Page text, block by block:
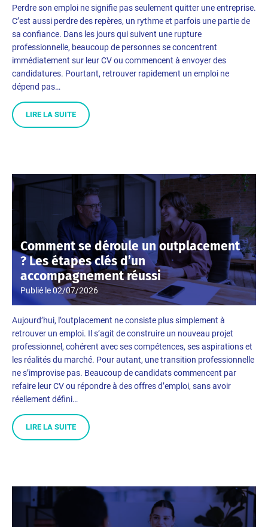
Perdre son emploi ne signifie pas seulement quitter une entreprise.
C’est aussi perdre des repères, un rythme et parfois une partie de
sa confiance. Dans les jours qui suivent une rupture
professionnelle, beaucoup de personnes se concentrent
immédiatement sur leur CV ou commencent à envoyer des
candidatures. Pourtant, retrouver rapidement un emploi ne
dépend pas…
LIRE LA SUITE
Comment se déroule un outplacement
? Les étapes clés d’un
accompagnement réussi
Publié le02/07/2026
Aujourd’hui, l’outplacement ne consiste plus simplement à
retrouver un emploi. Il s’agit de construire un nouveau projet
professionnel, cohérent avec ses compétences, ses aspirations et
les réalités du marché. Pour autant, une transition professionnelle
ne s’improvise pas. Beaucoup de candidats commencent par
refaire leur CV ou répondre à des offres d’emploi, sans avoir
réellement défini…
LIRE LA SUITE